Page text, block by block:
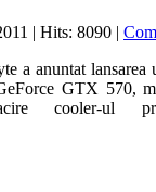
| Hits: 8090 |
a anuntat lansarea
GTX 570,
cooler-ul